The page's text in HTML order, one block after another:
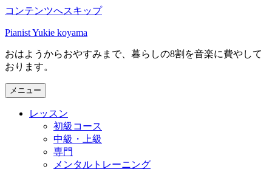
コンテンツへスキップ
Pianist Yukie koyama
おはようからおやすみまで、暮らしの8割を音楽に費やして
おります。
メニュー
レッスン
初級コース
中級・上級
専門
メンタルトレーニング